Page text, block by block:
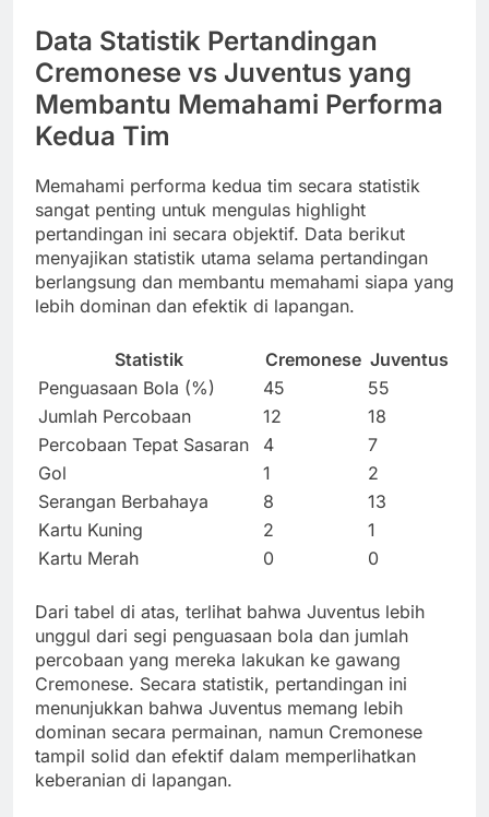
Data Statistik Pertandingan
Cremonese vs Juventus yang
Membantu Memahami Performa
Kedua Tim
Memahami performa kedua tim secara statistik
sangat penting untuk mengulas highlight
pertandingan ini secara objektif. Data berikut
menyajikan statistik utama selama pertandingan
berlangsung dan membantu memahami siapa yang
lebih dominan dan efektik di lapangan.
Statistik Cremonese Juventus
Penguasaan Bola (%)
45
55
Jumlah Percobaan
12
18
Percobaan Tepat Sasaran
4
7
Gol
1
2
Serangan Berbahaya
8
13
Kartu Kuning
2
1
Kartu Merah
0 0
Dari tabel di atas, terlihat bahwa Juventus lebih
unggul dari segi penguasaan bola dan jumlah
percobaan yang mereka lakukan ke gawang
Cremonese. Secara statistik, pertandingan ini
menunjukkan bahwa Juventus memang lebih
dominan secara permainan, namun Cremonese
tampil solid dan efektif dalam memperlihatkan
keberanian di lapangan.